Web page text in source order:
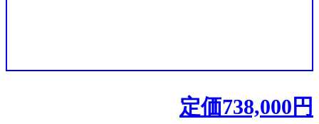
定価738,000 円